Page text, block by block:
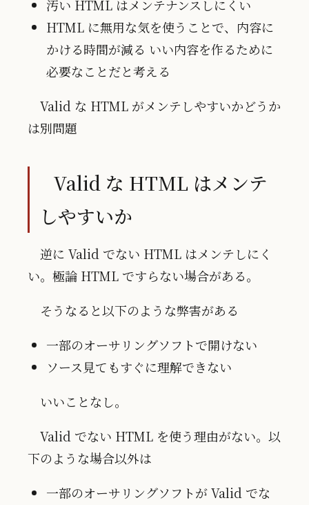
汚い HTML はメンテナンスしにくい
HTML に無用な気を使うことで、内容に
かける時間が減る いい内容を作るために
必要なことだと考える
Valid な HTML がメンテしやすいかどうか
は別問題
Valid な HTML はメンテ
しやすいか
逆に Valid でない HTML はメンテしにく
い。極論 HTML ですらない場合がある。
そうなると以下のような弊害がある
一部のオーサリングソフトで開けない
ソース見てもすぐに理解できない
いいことなし。
Valid でない HTML を使う理由がない。以
下のような場合以外は
一部のオーサリングソフトが Valid でな